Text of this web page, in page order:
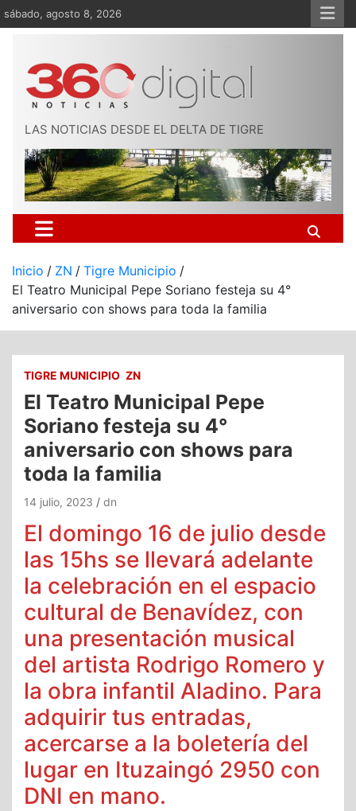
Saltar
al
sábado, agosto 8, 2026
LAS NOTICIAS DESDE EL DELTA DE TIGRE
Inicio ZN
Tigre Municipio
El Teatro Municipal Pepe Soriano festeja su 4°
aniversario con shows para toda la familia
TIGRE MUNICIPIO ZN
El Teatro Municipal Pepe
Soriano festeja su 4°
aniversario con shows para
toda la familia
14 julio, 2023 dn
El domingo 16 de julio desde
las 15hs se llevará adelante
la celebración en el espacio
cultural de Benavídez, con
una presentación musical
del artista Rodrigo Romero y
la obra infantil Aladino. Para
adquirir tus entradas,
acercarse a la boletería del
lugar en Ituzaingó 2950 con
DNI en mano.